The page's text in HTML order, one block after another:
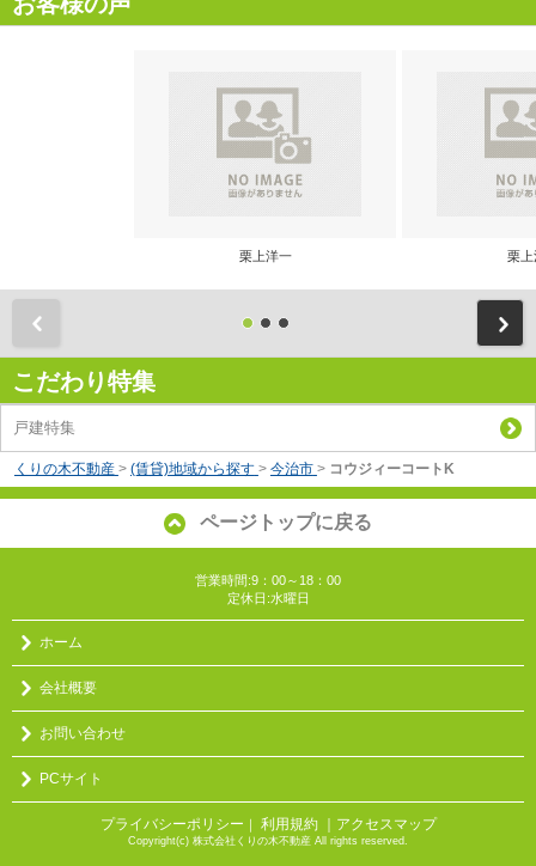
栗上洋一 栗上
こだわり特集
戸建特集
くりの木不動産 > (賃貸)地域から探す > 今治市 > コウジィーコートK
ページトップに戻る
営業時間:9：00～18：00
定休日:水曜日
ホーム
会社概要
お問い合わせ
PCサイト
プライバシーポリシー 利用規約 ｜アクセスマップ
Copyright(c) 株式会社くりの木不動産 All rights reserved.